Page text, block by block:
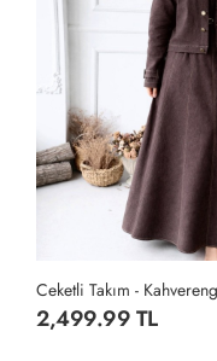
Ceketli Takım -
2,499.99 TL